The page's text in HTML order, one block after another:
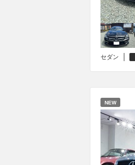
セダン
NEW